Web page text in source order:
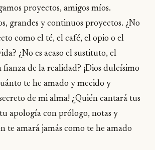
proyectos, amigos míos.
grandes y continuos proyectos. ¿No
como el té, el café, el opio o el
¿No es acaso el sustituto, el
de la realidad? ¡Dios dulcísimo
te he amado y mecido y
de mi alma! ¿Quién cantará tus
apología con prólogo, notas y
te amará jamás como te he amado